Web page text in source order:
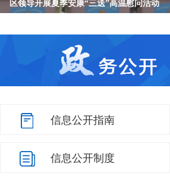
区领导走访调研工业企业
信息公开指南
信息公开制度